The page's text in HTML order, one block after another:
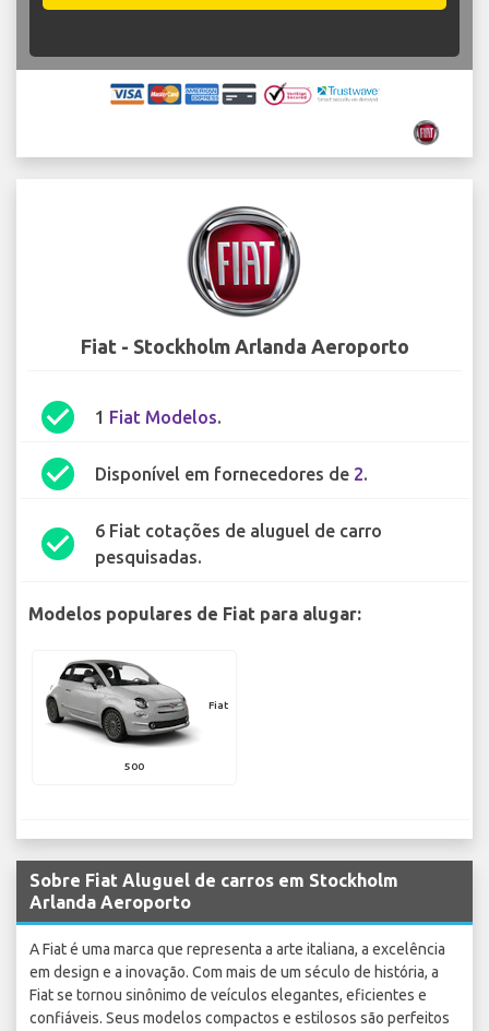
Fiat - Stockholm Arlanda Aeroporto
check_circle 1 Fiat Modelos.
check_circle Disponível em fornecedores de 2.
check_circle
6 Fiat cotações de aluguel de carro
pesquisadas.
Modelos populares de Fiat para alugar:
Fiat
500
Sobre Fiat Aluguel de carros em Stockholm
Arlanda Aeroporto
A Fiat é uma marca que representa a arte italiana, a excelência
em design e a inovação. Com mais de um século de história, a
Fiat se tornou sinônimo de veículos elegantes, eficientes e
confiáveis. Seus modelos compactos e estilosos são perfeitos